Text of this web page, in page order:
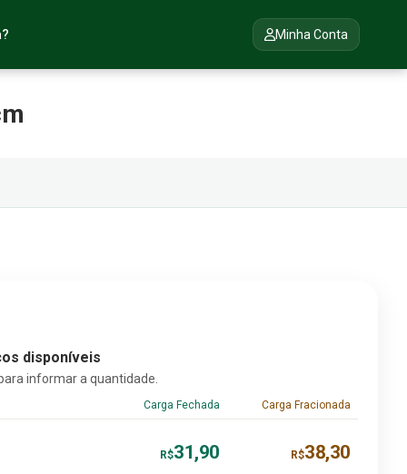
Minha Conta
disponíveis
informar a quantidade.
Carga Fechada Carga Fracionada
R$31,90 R$38,30